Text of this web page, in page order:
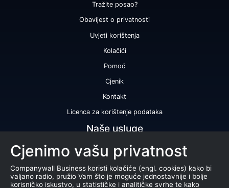
Tražite posao?
Obavijest o privatnosti
Uvjeti korištenja
Kolačići
Pomoć
Cjenik
Kontakt
Licenca za korištenje podataka
Naše usluge
Bonitetna ocjena
Bonitetno izvješće
Certifikat bonitetne izvrsnosti
Cjenimo vašu privatnost
Companywall Business koristi kolačiće (engl. cookies) kako bi
valjano radio, pružio Vam što je moguće jednostavnije i bolje
korisničko iskustvo, u statističke i analitičke svrhe te kako